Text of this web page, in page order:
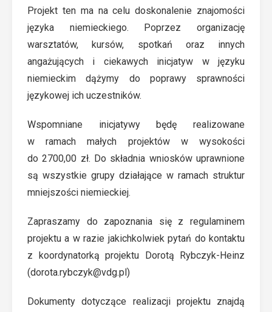
Projekt ten ma na celu doskonalenie znajomości
języka niemieckiego. Poprzez organizację
warsztatów, kursów, spotkań oraz innych
angażujących i ciekawych inicjatyw w języku
niemieckim dążymy do poprawy sprawności
językowej ich uczestników.
Wspomniane inicjatywy będę realizowane
w ramach małych projektów w wysokości
do 2700,00 zł. Do składnia wniosków uprawnione
są wszystkie grupy działające w ramach struktur
mniejszości niemieckiej.
Zapraszamy do zapoznania się z regulaminem
projektu a w razie jakichkolwiek pytań do kontaktu
z koordynatorką projektu Dorotą Rybczyk-Heinz
(dorota.rybczyk@vdg.pl)
Dokumenty dotyczące realizacji projektu znajdą